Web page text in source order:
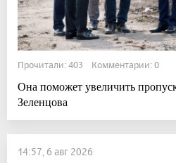
Прочитали: 403 Комментарии: 0
Она поможет увеличить
Зеленцова
14:57, 6 авг 2026